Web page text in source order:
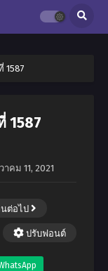
1587
1587
าคม 11, 2021
ต่อไป
ปรับฟอนต์